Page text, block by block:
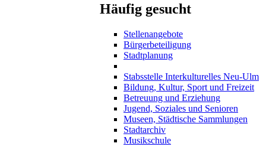
Häufig gesucht
Stellenangebote
Bürgerbeteiligung
Stadtplanung
Stabsstelle Interkulturelles Neu-Ulm
Bildung, Kultur, Sport und Freizeit
Betreuung und Erziehung
Jugend, Soziales und Senioren
Museen, Städtische Sammlungen
Stadtarchiv
Musikschule